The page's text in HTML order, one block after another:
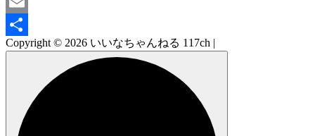
Email
共
Copyright © 2026 いいなちゃんねる 117ch |